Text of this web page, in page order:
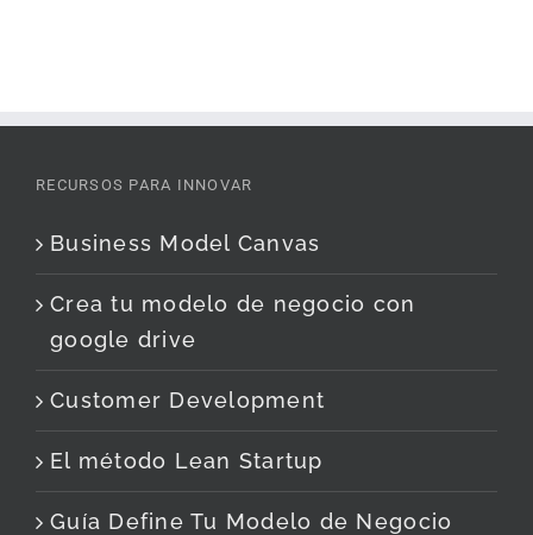
RECURSOS PARA INNOVAR
Business Model Canvas
Crea tu modelo de negocio con
google drive
Customer Development
El método Lean Startup
Guía Define Tu Modelo de Negocio